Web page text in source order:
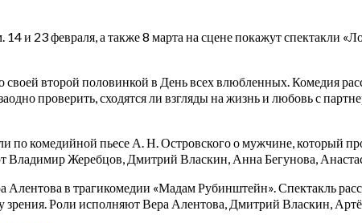
и 23 февраля, а также 8 марта на сцене покажут спектакли
второй половинкой в День всех влюбленных. Комедия
проверить, сходятся ли взгляды на жизнь и любовь с
по комедийной пьесе А. Н. Островского о мужчине, который
Владимир Жеребцов, Дмитрий Власкин, Анна Бегунова,
в трагикомедии «Мадам Рубинштейн». Спектакль
зрения. Роли исполняют Вера Алентова, Дмитрий Власкин,